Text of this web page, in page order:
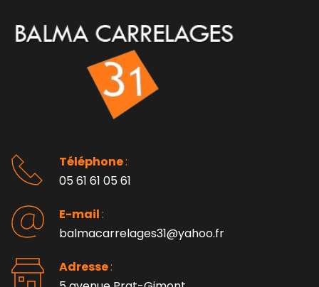
Téléphone :
05 61 61 05 61
E-mail :
balmacarrelages31@yahoo.fr
Adresse :